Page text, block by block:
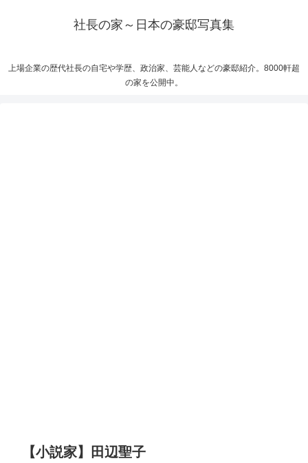
社長の家～日本の豪邸写真集
上場企業の歴代社長の自宅や学歴、政治家、芸能人などの豪邸紹介。8000軒超
の家を公開中。
【小説家】田辺聖子